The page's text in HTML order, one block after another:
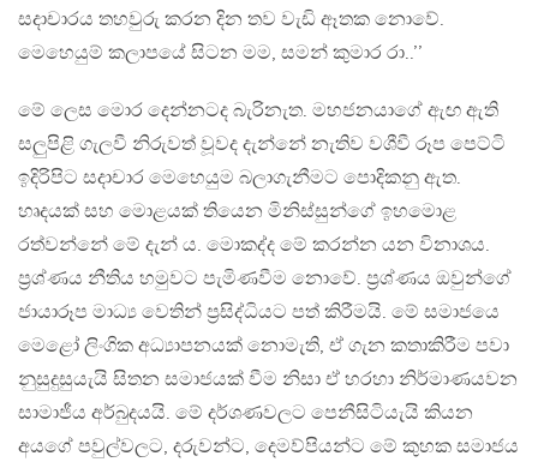
සදාචාරය තහවුරු කරන දින තව වැඩි ඈතක නොවේ.
මෙහෙයුම් කලාපයේ සිටන මම, සමන් කුමාර රා..’’
මේ ලෙස මොර දෙන්නටද බැරිනැත. මහජනයාගේ ඇඟ ඇති
සලුපිළි ගැලවී නිරුවත් වූවද දැන්නේ නැතිව වශීවී රූප පෙට්ටි
ඉදිරිපිට සදාචාර මෙහෙයුම බලාගැනීමට පොදිකනු ඇත.
හෘදයක් සහ මොළයක් තියෙන මිනිස්සුන්ගේ ඉහමොළ
රත්වන්නේ මේ දැන් ය. මොකද්ද මේ කරන්න යන විනාශය.
ප්‍රශ්ණය නීතිය හමුවට පැමිණවීම නොවේ. ප්‍රශ්ණය ඔවුන්ගේ
ජායාරූප මාධ්‍ය වෙතින් ප්‍රසිද්ධියට පත් කිරීමයි. මේ සමාජයෙ
මෙළෝ ලිංගික අධ්‍යාපනයක් නොමැති, ඒ ගැන කතාකිරීම පවා
නුසුදුසුයැයි සිතන සමාජයක් වීම නිසා ඒ හරහා නිර්මාණයවන
සාමාජීය අර්බුදයයි. මේ දර්ශණවලට පෙනීසිටියැයි කියන
අයගේ පවුල්වලට, දරුවන්ට, දෙමව්පියන්ට මේ කුහක සමාජය